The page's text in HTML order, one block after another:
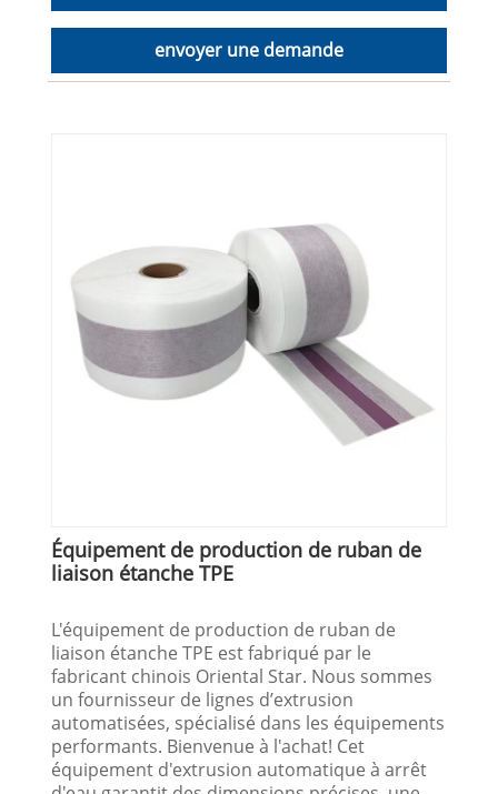
envoyer une demande
Équipement de production de ruban de
liaison étanche TPE
L'équipement de production de ruban de
liaison étanche TPE est fabriqué par le
fabricant chinois Oriental Star. Nous sommes
un fournisseur de lignes d’extrusion
automatisées, spécialisé dans les équipements
performants. Bienvenue à l'achat! Cet
équipement d'extrusion automatique à arrêt